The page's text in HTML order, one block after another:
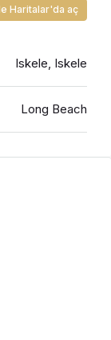
Haritalar'da aç
Iskele, Iskele
Long Beach